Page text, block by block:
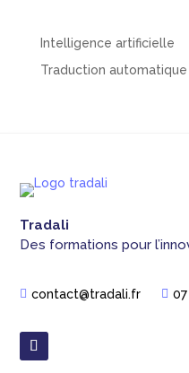
Intelligence artificielle
Traduction automatique
Tradali
Des formations pour
 contact@tradali.fr 